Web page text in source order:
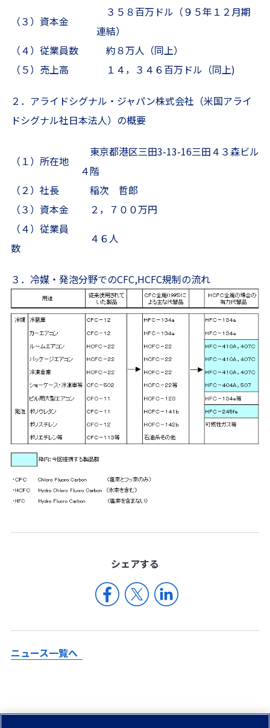
（３）資本金
３５８百万ドル（９５年１２月期
連結）
（４）従業員数
約８万人（同上）
（５）売上高
１４，３４６百万ドル（同上)
２．アライドシグナル・ジャパン株式会社（米国アライ
ドシグナル社日本法人）の概要
（１）所在地
東京都港区三田3-13-16三田４３森ビル
４階
（２）社長
稲次 哲郎
（３）資本金
２，７００万円
（４）従業員
数
４６人
３．冷媒・発泡分野でのCFC,HCFC規制の流れ
シェアする
ニュース一覧へ